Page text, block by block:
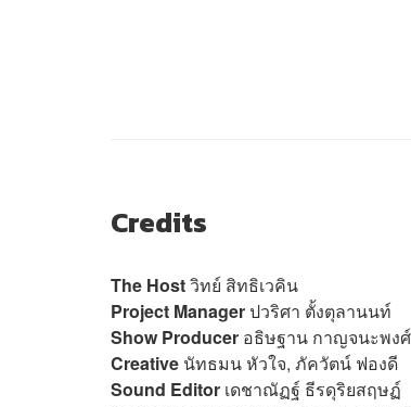
Credits
The Hostวิทย์ สิทธิเวคิน
Project Managerปวริศา ตั้งตุลานนท์
Show Producer อธิษฐาน กาญจนะพงศ์
Creative นัทธมน หัวใจ,
Sound Editor เดชาณัฏฐ์ ธีรดุริยสฤษฏ์